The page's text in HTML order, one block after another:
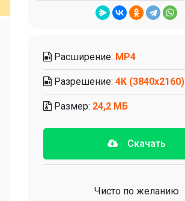
Расширение: MP4
Разрешение: 4K (3840x2160)
Размер: 24,2 МБ
Скачать
Чисто по желанию